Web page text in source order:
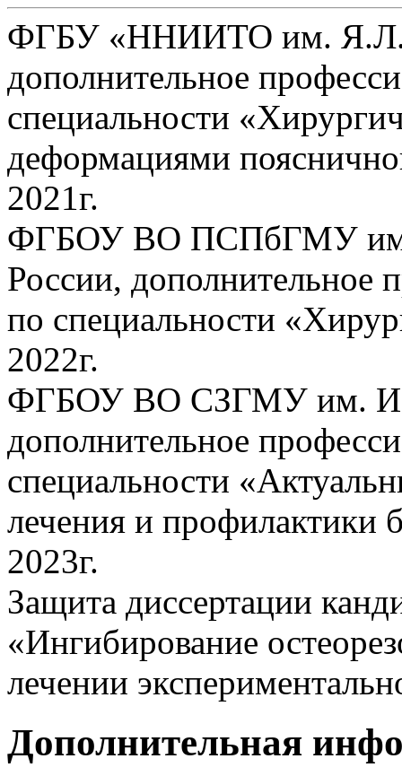
ФГБУ «ННИИТО им.
дополнительное
специальности
деформациями
2021г.
ФГБОУ ВО ПСПбГМУ им.
России, дополнительное
по специальности
2022г.
ФГБОУ ВО СЗГМУ им.
дополнительное
специальности
лечения и профилактики
2023г.
Защита диссертации
«Ингибирование
лечении
Дополнительная